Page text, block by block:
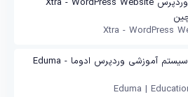
دانلود قالب وردپرس Xtra - WordPress Website
Xtra - WordPress
دانلود قالب سیستم آموزشی وردپرس ادوما - Eduma
Eduma |